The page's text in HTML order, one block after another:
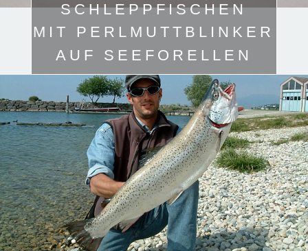
SCHLEPPFISCHEN
MIT PERLMUTTBLINKER
AUF SEEFORELLEN